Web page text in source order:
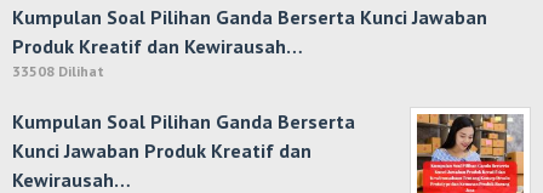
Kumpulan Soal Pilihan Ganda Berserta Kunci Jawaban
Produk Kreatif dan Kewirausah…
33508 Dilihat
Kumpulan Soal Pilihan Ganda Berserta
Kunci Jawaban Produk Kreatif dan
Kewirausah…